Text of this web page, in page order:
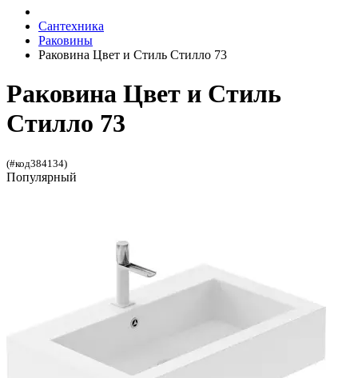
Сантехника
Раковины
Раковина Цвет и Стиль Стилло 73
Раковина Цвет и Стиль
Стилло 73
(#код384134)
Популярный